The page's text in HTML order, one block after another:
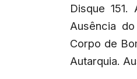
Disque
Ausência
Corpo de
Autarquia.